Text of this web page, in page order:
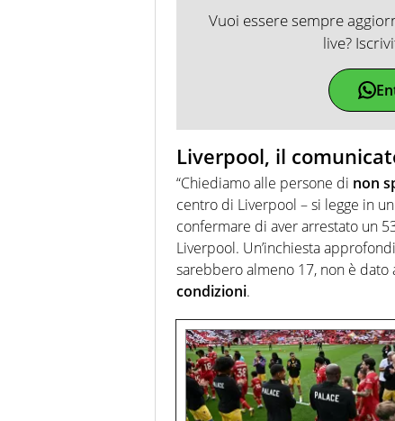
Vuoi essere sempre
live?
Liverpool, il
“Chiediamo alle persone di non
centro di Liverpool – si legge in
confermare di aver arrestato un
Liverpool. Un’inchiesta
sarebbero almeno 17, non è dato
condizioni.